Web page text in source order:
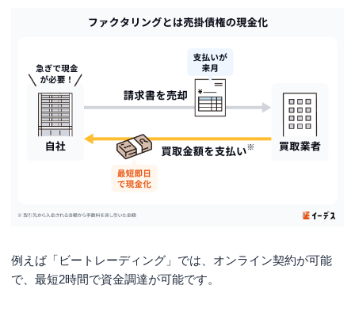
例えば「ビートレーディング」では、オンライン契約が可能
で、最短2時間で資金調達が可能です。